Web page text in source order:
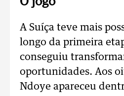
A Suíça teve mais
longo da primeira
conseguiu
oportunidades. Aos
Ndoye apareceu